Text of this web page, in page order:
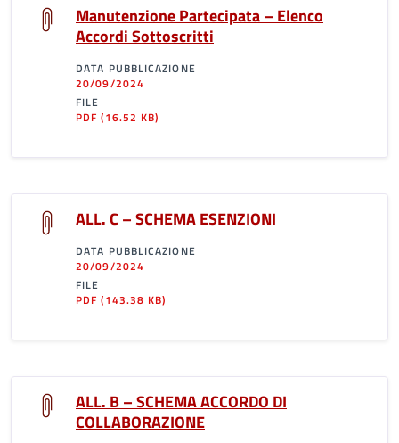
Manutenzione Partecipata – Elenco
Accordi Sottoscritti
DATA PUBBLICAZIONE
20/09/2024
FILE
PDF(16.52 KB)
ALL. C – SCHEMA ESENZIONI
DATA PUBBLICAZIONE
20/09/2024
FILE
PDF(143.38 KB)
ALL. B – SCHEMA ACCORDO DI
COLLABORAZIONE